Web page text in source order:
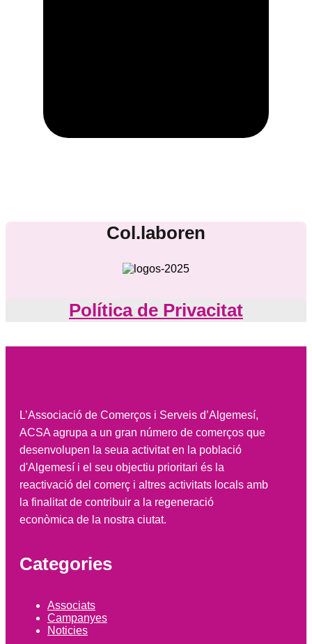
Col.laboren
Política de Privacitat
L’Associació de Comerços i Serveis d’Algemesí,
ACSA agrupa a un gran número de comerços que
desenvolupen la seua activitat en la població
d'Algemesí i el seu objectiu prioritari és la
reactivació del comerç i altres activitats locals amb
la finalitat de contribuir a la regeneració
econòmica de la nostra ciutat.
Categories
Associats
Campanyes
Noticies